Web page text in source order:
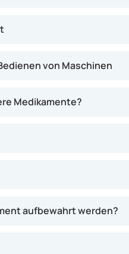
von Maschinen
Medikamente?
aufbewahrt werden?